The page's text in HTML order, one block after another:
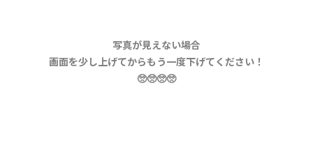
写真が見えない場合
画面を少し上げてからもう一度下げてください！
🥺🥺🥺🥺